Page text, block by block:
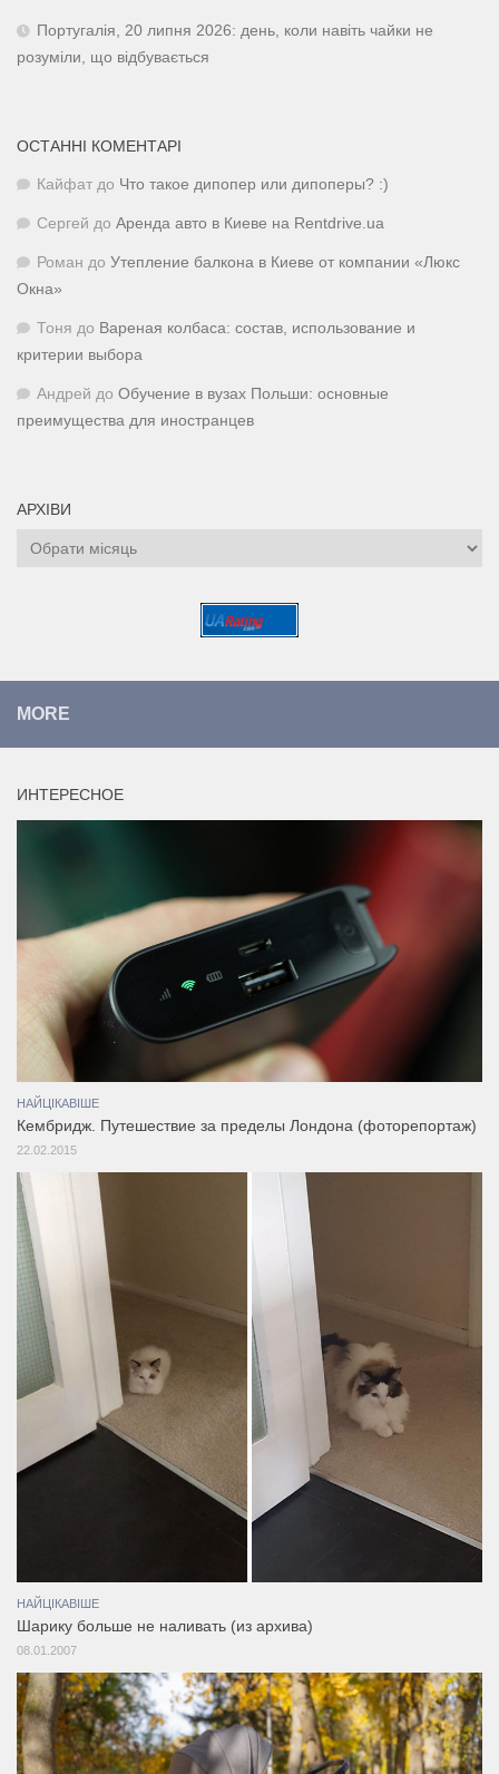
Португалія, 20 липня 2026: день, коли навіть чайки не
розуміли, що відбувається
ОСТАННІ КОМЕНТАРІ
Кайфат до Что такое дипопер или дипоперы? :)
Сергей до Аренда авто в Киеве на Rentdrive.ua
Роман до Утепление балкона в Киеве от компании «Люкс
Окна»
Тоня до Вареная колбаса: состав, использование и
критерии выбора
Андрей до Обучение в вузах Польши: основные
преимущества для иностранцев
АРХІВИ
Архіви
MORE
ИНТЕРЕСНОЕ
НАЙЦІКАВІШЕ
Кембридж. Путешествие за пределы Лондона (фоторепортаж)
22.02.2015
НАЙЦІКАВІШЕ
Шарику больше не наливать (из архива)
08.01.2007